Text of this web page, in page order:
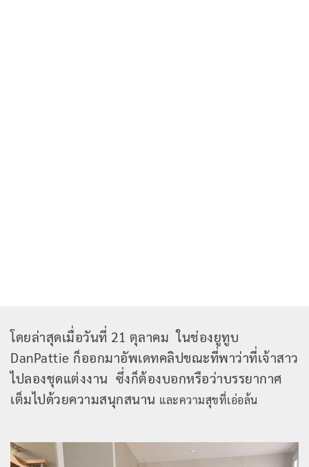
โดยล่าสุดเมื่อวันที่ 21 ตุลาคม ในช่องยูทูบ
DanPattie ก็ออกมาอัพเดทคลิปขณะที่พาว่าที่เจ้าสาว
ไปลองชุดแต่งงาน ซึ่งก็ต้องบอกหรือว่าบรรยากาศ
เต็มไปด้วยความสนุกสนาน และความสุขที่เอ่อล้น